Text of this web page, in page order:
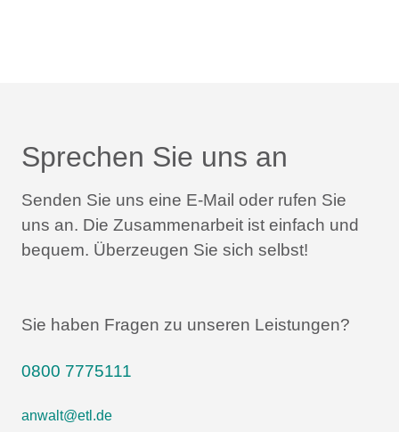
Sprechen Sie uns an
Senden Sie uns eine E-Mail oder rufen Sie
uns an. Die Zusammenarbeit ist einfach und
bequem. Überzeugen Sie sich selbst!
Sie haben Fragen zu unseren Leistungen?
0800 7775111
anwalt@etl.de